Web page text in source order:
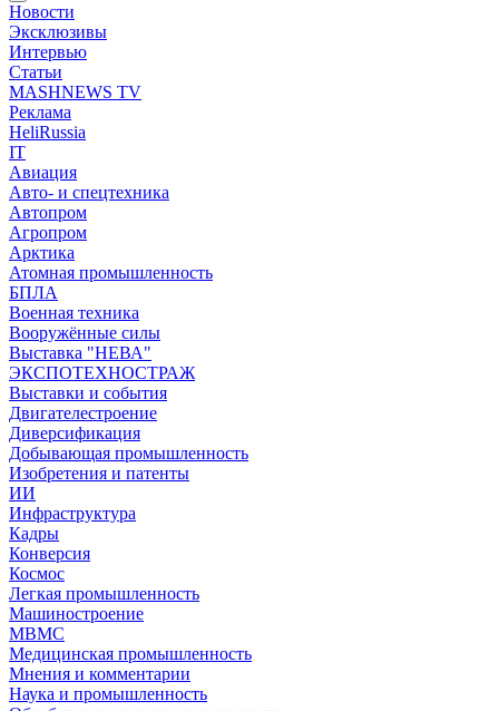
Новости
Эксклюзивы
Интервью
Статьи
MASHNEWS TV
Реклама
HeliRussia
IT
Авиация
Авто- и спецтехника
Автопром
Агропром
Арктика
Атомная промышленность
БПЛА
Военная техника
Вооружённые силы
Выставка "НЕВА"
ЭКСПОТЕХНОСТРАЖ
Выставки и события
Двигателестроение
Диверсификация
Добывающая промышленность
Изобретения и патенты
ИИ
Инфраструктура
Кадры
Конверсия
Космос
Легкая промышленность
Машиностроение
МВМС
Медицинская промышленность
Мнения и комментарии
Наука и промышленность